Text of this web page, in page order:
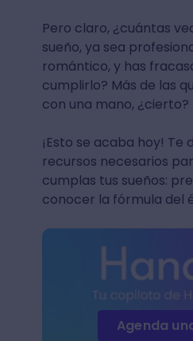
Pero claro, ¿cuántas
sueño, ya sea
romántico, y has
cumplirlo? Más de las
con una mano, ¿cierto?
¡Esto se acaba hoy! Te
recursos necesarios
cumplas tus sueños:
conocer la fórmula del
Agenda